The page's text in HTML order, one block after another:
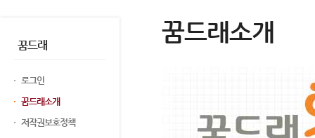
꿈드래
로그인
꿈드래소개
저작권보호정책
꿈드래소개